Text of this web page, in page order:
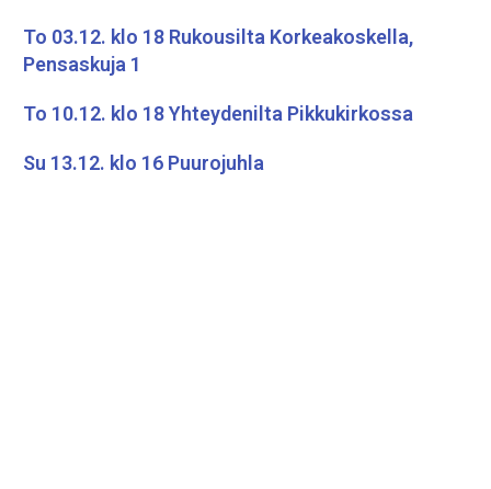
To 03.12. klo 18 Rukousilta Korkeakoskella,
Pensaskuja 1
To 10.12. klo 18 Yhteydenilta Pikkukirkossa
Su 13.12. klo 16 Puurojuhla